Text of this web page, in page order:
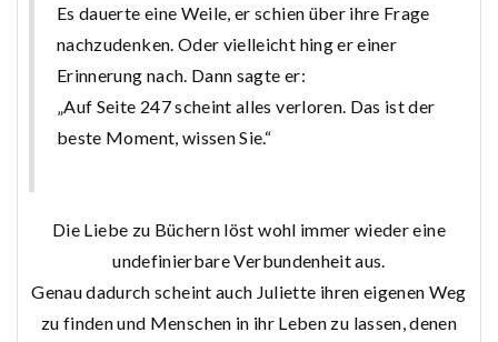
Es dauerte eine Weile, er schien über ihre Frage
nachzudenken. Oder vielleicht hing er einer
Erinnerung nach. Dann sagte er:
„Auf Seite 247 scheint alles verloren. Das ist der
beste Moment, wissen Sie.“
Die Liebe zu Büchern löst wohl immer wieder eine
undefinierbare Verbundenheit aus.
Genau dadurch scheint auch Juliette ihren eigenen Weg
zu finden und Menschen in ihr Leben zu lassen, denen